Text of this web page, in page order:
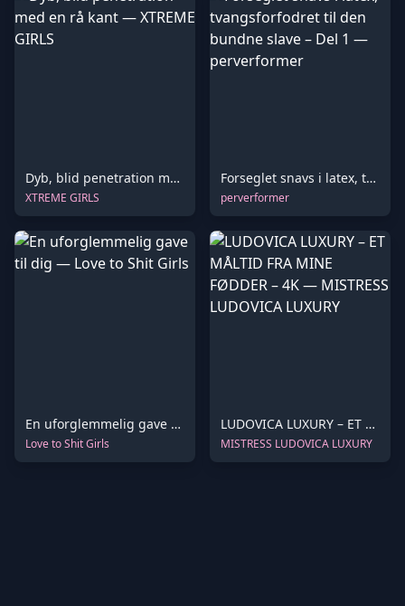
Dyb, blid penetration med en rå kant
XTREME GIRLS
Forseglet snavs i latex, tvangsforfodret til den bundne slave – Del 1
perverformer
En uforglemmelig gave til dig
Love to Shit Girls
LUDOVICA LUXURY – ET MÅLTID FRA MINE FØDDER – 4K
MISTRESS LUDOVICA LUXURY